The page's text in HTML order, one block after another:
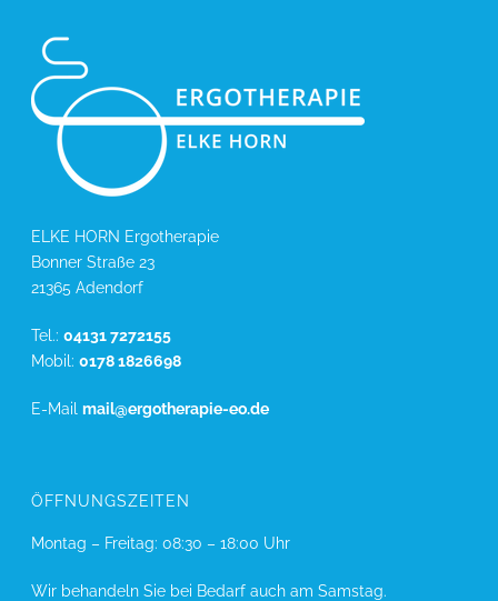
ELKE HORN Ergotherapie
Bonner Straße 23
21365 Adendorf
Tel.:04131 7272155
Mobil:0178 1826698
E-Mailmail@ergotherapie-eo.de
ÖFFNUNGSZEITEN
Montag – Freitag: 08:30 – 18:00 Uhr
Wir behandeln Sie bei Bedarf auch am Samstag.